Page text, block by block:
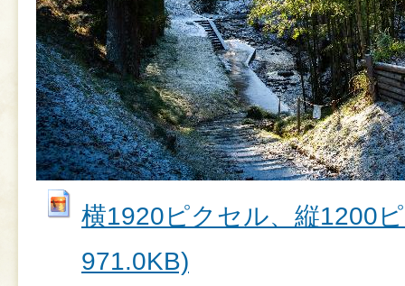
横1920ピクセル、縦1200
971.0KB)